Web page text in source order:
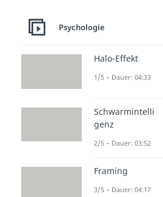
Psychologie
Halo-Effekt
1/5 – Dauer: 04:33
Schwarmintelli
genz
2/5 – Dauer: 03:52
Framing
3/5 – Dauer: 04:17